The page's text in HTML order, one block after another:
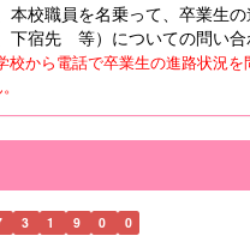
本校職員を名乗って、卒業生の
下宿先 等）についての問い合
校から電話で卒業生の進路状況を
3 1 9 0 0